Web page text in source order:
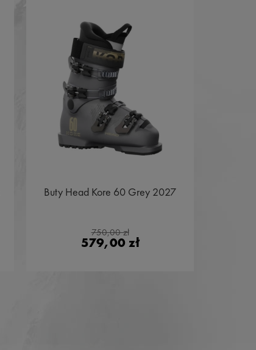
Buty Head Kore 60 Grey 2027
750,00 zł
579,00 zł